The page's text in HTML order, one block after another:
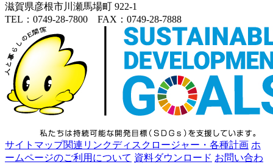
滋賀県彦根市川瀬馬場町 922-1
TEL：0749-28-7800 FAX：0749-28-7888
サイトマップ関連リンクディスクロージャー・各種計画 ホ
ームページのご利用について 資料ダウンロード お問い合わ